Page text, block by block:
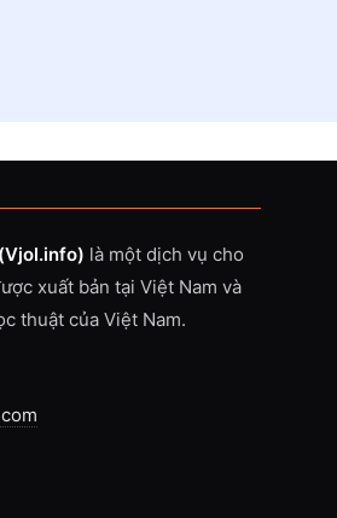
là một dịch vụ cho
xuất bản tại Việt Nam và
thuật của Việt Nam.